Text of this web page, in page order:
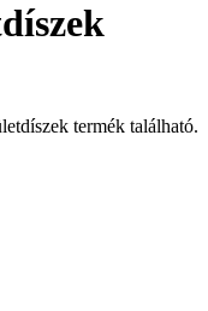
termék található.